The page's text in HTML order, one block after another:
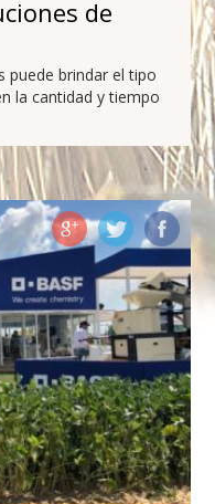
de
puede brindar el tipo
la cantidad y tiempo